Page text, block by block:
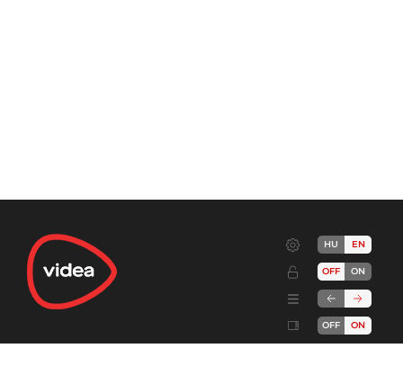
HU EN
OFF ON
OFF ON